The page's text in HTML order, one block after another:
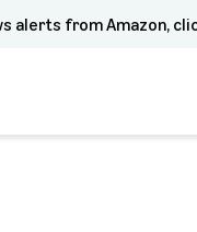
alerts from Amazon,